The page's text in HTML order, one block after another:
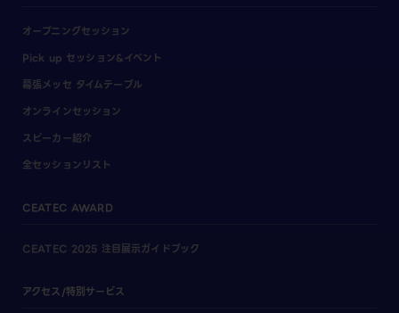
オープニングセッション
Pick up セッション&イベント
幕張メッセ タイムテーブル
オンラインセッション
スピーカー紹介
全セッションリスト
CEATEC AWARD
CEATEC 2025 注目展示ガイドブック
アクセス/特別サービス